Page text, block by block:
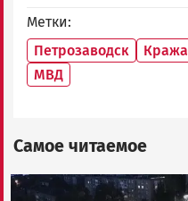
Метки
Петрозаводск
Кража
МВД
Самое читаемое
Image